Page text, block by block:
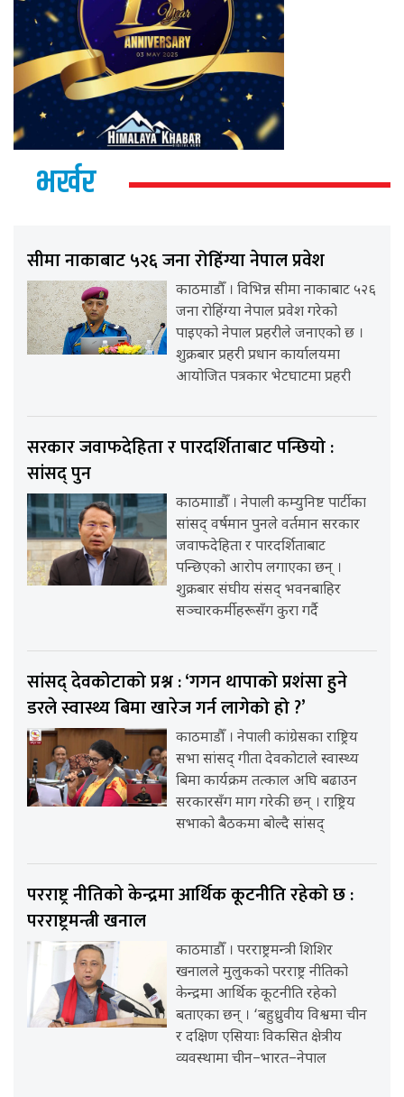
भर्खर
सीमा नाकाबाट ५२६ जना रोहिंग्या नेपाल प्रवेश
काठमाडौँ । विभिन्न सीमा नाकाबाट ५२६
जना रोहिंग्या नेपाल प्रवेश गरेको
पाइएको नेपाल प्रहरीले जनाएको छ ।
शुक्रबार प्रहरी प्रधान कार्यालयमा
आयोजित पत्रकार भेटघाटमा प्रहरी
सरकार जवाफदेहिता र पारदर्शिताबाट पन्छियो :
सांसद् पुन
काठमााडौँ । नेपाली कम्युनिष्ट पार्टीका
सांसद् वर्षमान पुनले वर्तमान सरकार
जवाफदेहिता र पारदर्शिताबाट
पन्छिएको आरोप लगाएका छन् ।
शुक्रबार संघीय संसद् भवनबाहिर
सञ्चारकर्मीहरूसँग कुरा गर्दै
सांसद् देवकोटाको प्रश्न : ‘गगन थापाको प्रशंसा हुने
डरले स्वास्थ्य बिमा खारेज गर्न लागेको हो ?’
काठमाडौँ । नेपाली कांग्रेसका राष्ट्रिय
सभा सांसद् गीता देवकोटाले स्वास्थ्य
बिमा कार्यक्रम तत्काल अघि बढाउन
सरकारसँग माग गरेकी छन् । राष्ट्रिय
सभाको बैठकमा बोल्दै सांसद्
परराष्ट्र नीतिको केन्द्रमा आर्थिक कूटनीति रहेको छ :
परराष्ट्रमन्त्री खनाल
काठमाडौँ । परराष्ट्रमन्त्री शिशिर
खनालले मुलुकको परराष्ट्र नीतिको
केन्द्रमा आर्थिक कूटनीति रहेको
बताएका छन् । ‘बहुध्रुवीय विश्वमा चीन
र दक्षिण एसियाः विकसित क्षेत्रीय
व्यवस्थामा चीन–भारत–नेपाल